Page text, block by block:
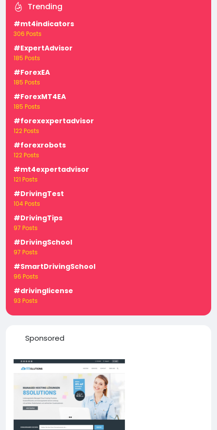
Trending
#mt4indicators
306 Posts
#ExpertAdvisor
185 Posts
#ForexEA
185 Posts
#ForexMT4EA
185 Posts
#forexexpertadvisor
122 Posts
#forexrobots
122 Posts
#mt4expertadvisor
121 Posts
#DrivingTest
104 Posts
#DrivingTips
97 Posts
#DrivingSchool
97 Posts
#SmartDrivingSchool
96 Posts
#drivinglicense
93 Posts
Sponsored